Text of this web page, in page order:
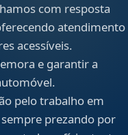
com resposta
atendimento
acessíveis.
e garantir a
pelo trabalho em
prezando por